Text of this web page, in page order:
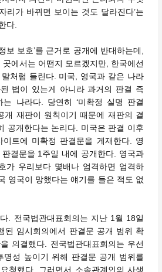
리가 바뀌면 보이는 것도 달라진다’는
다.
보 보호’를 근거로 공개에 반대하는데,
곳에서는 어떤지 모르겠지만, 한국에선
말처럼 들린다. 미국, 영국과 같은 나라
법이 있는게 아니라 과거의 판결 즉
나라다. 당연히 ‘미확정 실명 판결
개 재판이 원칙이기 때문에 재판의 결
공개한다는 논리다. 미국은 판결 이후
트에 미확정 판결문을 게재한다. 영
결문을 1주일 내에 공개한다. 영국과
가 우리보다 몇배나 엄격하면 엄격하
영국이 망했다는 얘기를 들은 적도 없
. 전국법관대표회의는 지난 1월 18일
된 임시회의에서 판결문 공개 범위 확
의결했다. 전국법관대표회의는 우선
명성 높이기 위해 판결문 공개 범위를
청했다. 그러면서 소송관계인의 사생